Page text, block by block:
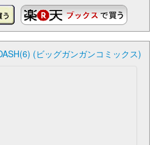
(ビッグガンガンコミックス)